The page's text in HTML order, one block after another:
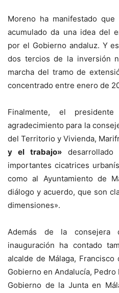
Moreno ha manifestado
acumulado da una idea del
por el Gobierno andaluz. Y
dos tercios de la inversión
marcha del tramo de
concentrado entre enero de
Finalmente, el
agradecimiento para la
del Territorio y Vivienda,
y el trabajo»
importantes cicatrices
como al Ayuntamiento de
diálogo y acuerdo, que son
dimensiones».
Además de la
inauguración ha contado
alcalde de Málaga,
Gobierno en Andalucía,
Gobierno de la Junta en